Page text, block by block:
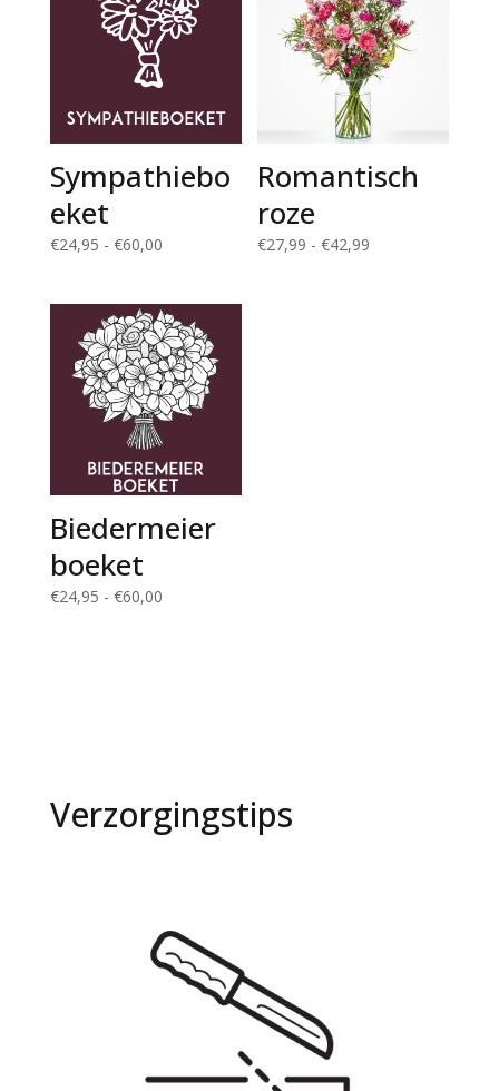
Sympathiebo
eket
€24,95 - €60,00Prijsklasse:
€60,00
Romantisch
roze
€27,99 - €42,99
Biedermeier
boeket
€24,95 - €60,00Prijsklasse:
Verzorgingstips